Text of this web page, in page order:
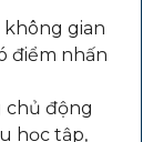
không gian
điểm nhấn
chủ động
học tập,